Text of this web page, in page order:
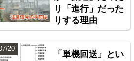
り「進行」だった
りする理由
「単機回送」とい
20